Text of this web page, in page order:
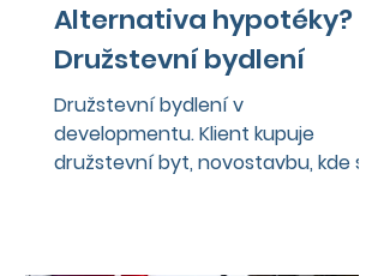
Alternativa hypotéky?
Družstevní bydlení
Družstevní bydlení v
developmentu. Klient kupuje
družstevní byt, novostavbu, kde si